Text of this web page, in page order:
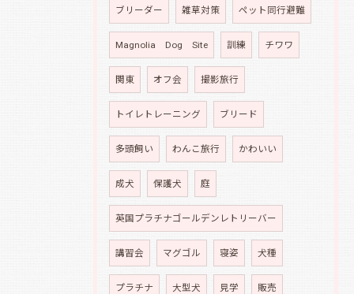
ブリーダー 雑草対策 ペット同行避難
Magnolia Dog Site 訓練 チワワ
関東 オフ会 撮影旅行
トイレトレーニング ブリード
多頭飼い わんこ旅行 かわいい
成犬 保護犬 庭
英国プラチナゴールデンレトリーバー
講習会 マグゴル 寝姿 犬種
プラチナ 大型犬 見学 販売